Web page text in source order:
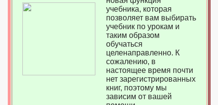
учебника, которая
позволяет вам выбирать
учебник по урокам и
таким образом
обучаться
целенаправленно. К
сожалению, в
настоящее время почти
нет зарегистрированных
книг, поэтому мы
зависим от вашей